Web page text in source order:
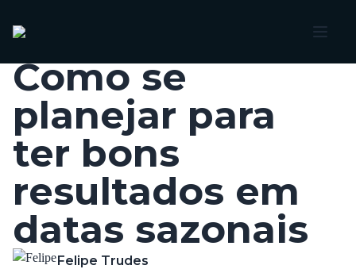
Como se
planejar para
ter bons
resultados em
datas sazonais
Felipe Trudes